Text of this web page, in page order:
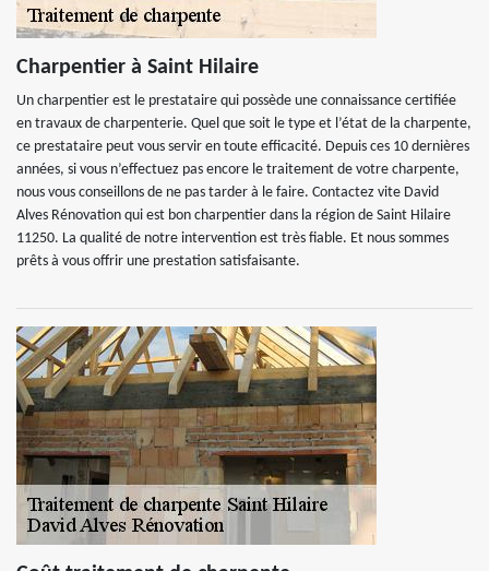
Charpentier à Saint Hilaire
Un charpentier est le prestataire qui possède une connaissance certifiée
en travaux de charpenterie. Quel que soit le type et l’état de la charpente,
ce prestataire peut vous servir en toute efficacité. Depuis ces 10 dernières
années, si vous n’effectuez pas encore le traitement de votre charpente,
nous vous conseillons de ne pas tarder à le faire. Contactez vite David
Alves Rénovation qui est bon charpentier dans la région de Saint Hilaire
11250. La qualité de notre intervention est très fiable. Et nous sommes
prêts à vous offrir une prestation satisfaisante.